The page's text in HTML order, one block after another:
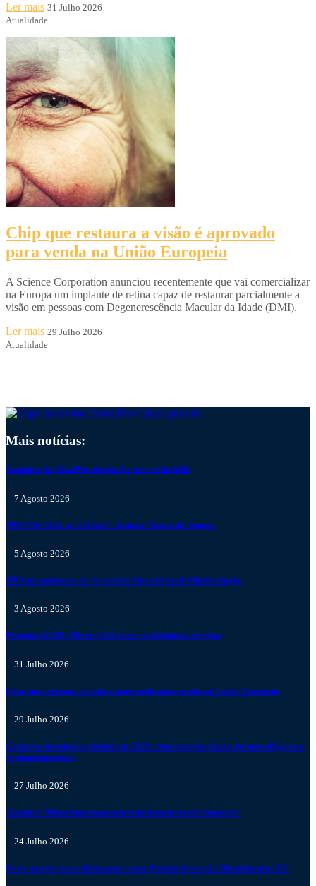
Ler mais 31 Julho 2026
Atualidade
Chip que restaura a visão é aprovado
para venda na União Europeia
A Science Corporation anunciou recentemente que vai comercializar
na Europa um implante de retina capaz de restaurar parcialmente a
visão em pessoas com Degenerescência Macular da Idade (DMI).
Ler mais 29 Julho 2026
Atualidade
Clique para ler
Mais notícias:
A equipa da OftalPro deseja-lhe um verão feliz
7 Agosto 2026
SPO “De Olho na Cultura” destaca Tomás de Aquino
5 Agosto 2026
SPO no congresso da Sociedade Brasileira de Oftalmologia
3 Agosto 2026
Prémios SCML/Pfizer 2026 com candidaturas abertas
31 Julho 2026
Chip que restaura a visão é aprovado para venda na União Europeia
29 Julho 2026
Controlo da miopia infantil em 2026: intervenções óticas, farmacológicas e
comportamentais
27 Julho 2026
Joaquim Murta homenageado pelo legado na oftalmologia
24 Julho 2026
Nova terapia para Alzheimer vence Prémio Inovação Bluepharma | UC